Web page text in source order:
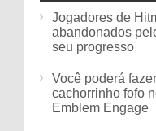
Jogadores de
abandonados
seu progresso
Você poderá
cachorrinho fofo
Emblem Engage